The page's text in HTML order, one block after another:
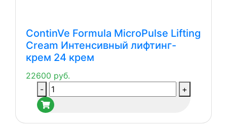
для
снятия
макияжа
ContinVe Formula MicroPulse Lifting
Cream Интенсивный лифтинг-
крем 24 крем
22600 руб.
Количество
товара
ContinVe
Formula
- +